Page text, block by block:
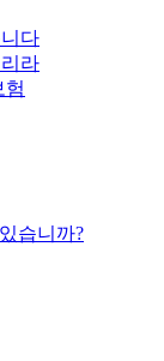
다
라
험
습니까?